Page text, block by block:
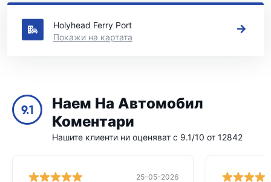
Вижте нашите основни места за коли под наем в Хоулихед
Holyhead Ferry Port
Покажи на картата
9.1
Наем На Автомобил
Коментари
Нашите клиенти ни оценяват с 9.1/10 от 12842
25-05-2026